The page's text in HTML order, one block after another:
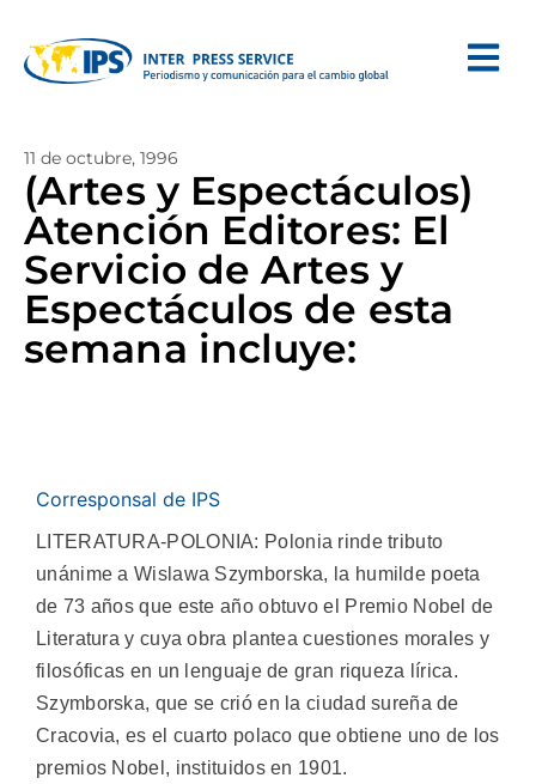
11 de octubre, 1996
(Artes y Espectáculos)
Atención Editores: El
Servicio de Artes y
Espectáculos de esta
semana incluye:
Corresponsal de IPS
LITERATURA-POLONIA: Polonia rinde tributo
unánime a Wislawa Szymborska, la humilde poeta
de 73 años que este año obtuvo el Premio Nobel de
Literatura y cuya obra plantea cuestiones morales y
filosóficas en un lenguaje de gran riqueza lírica.
Szymborska, que se crió en la ciudad sureña de
Cracovia, es el cuarto polaco que obtiene uno de los
premios Nobel, instituidos en 1901.